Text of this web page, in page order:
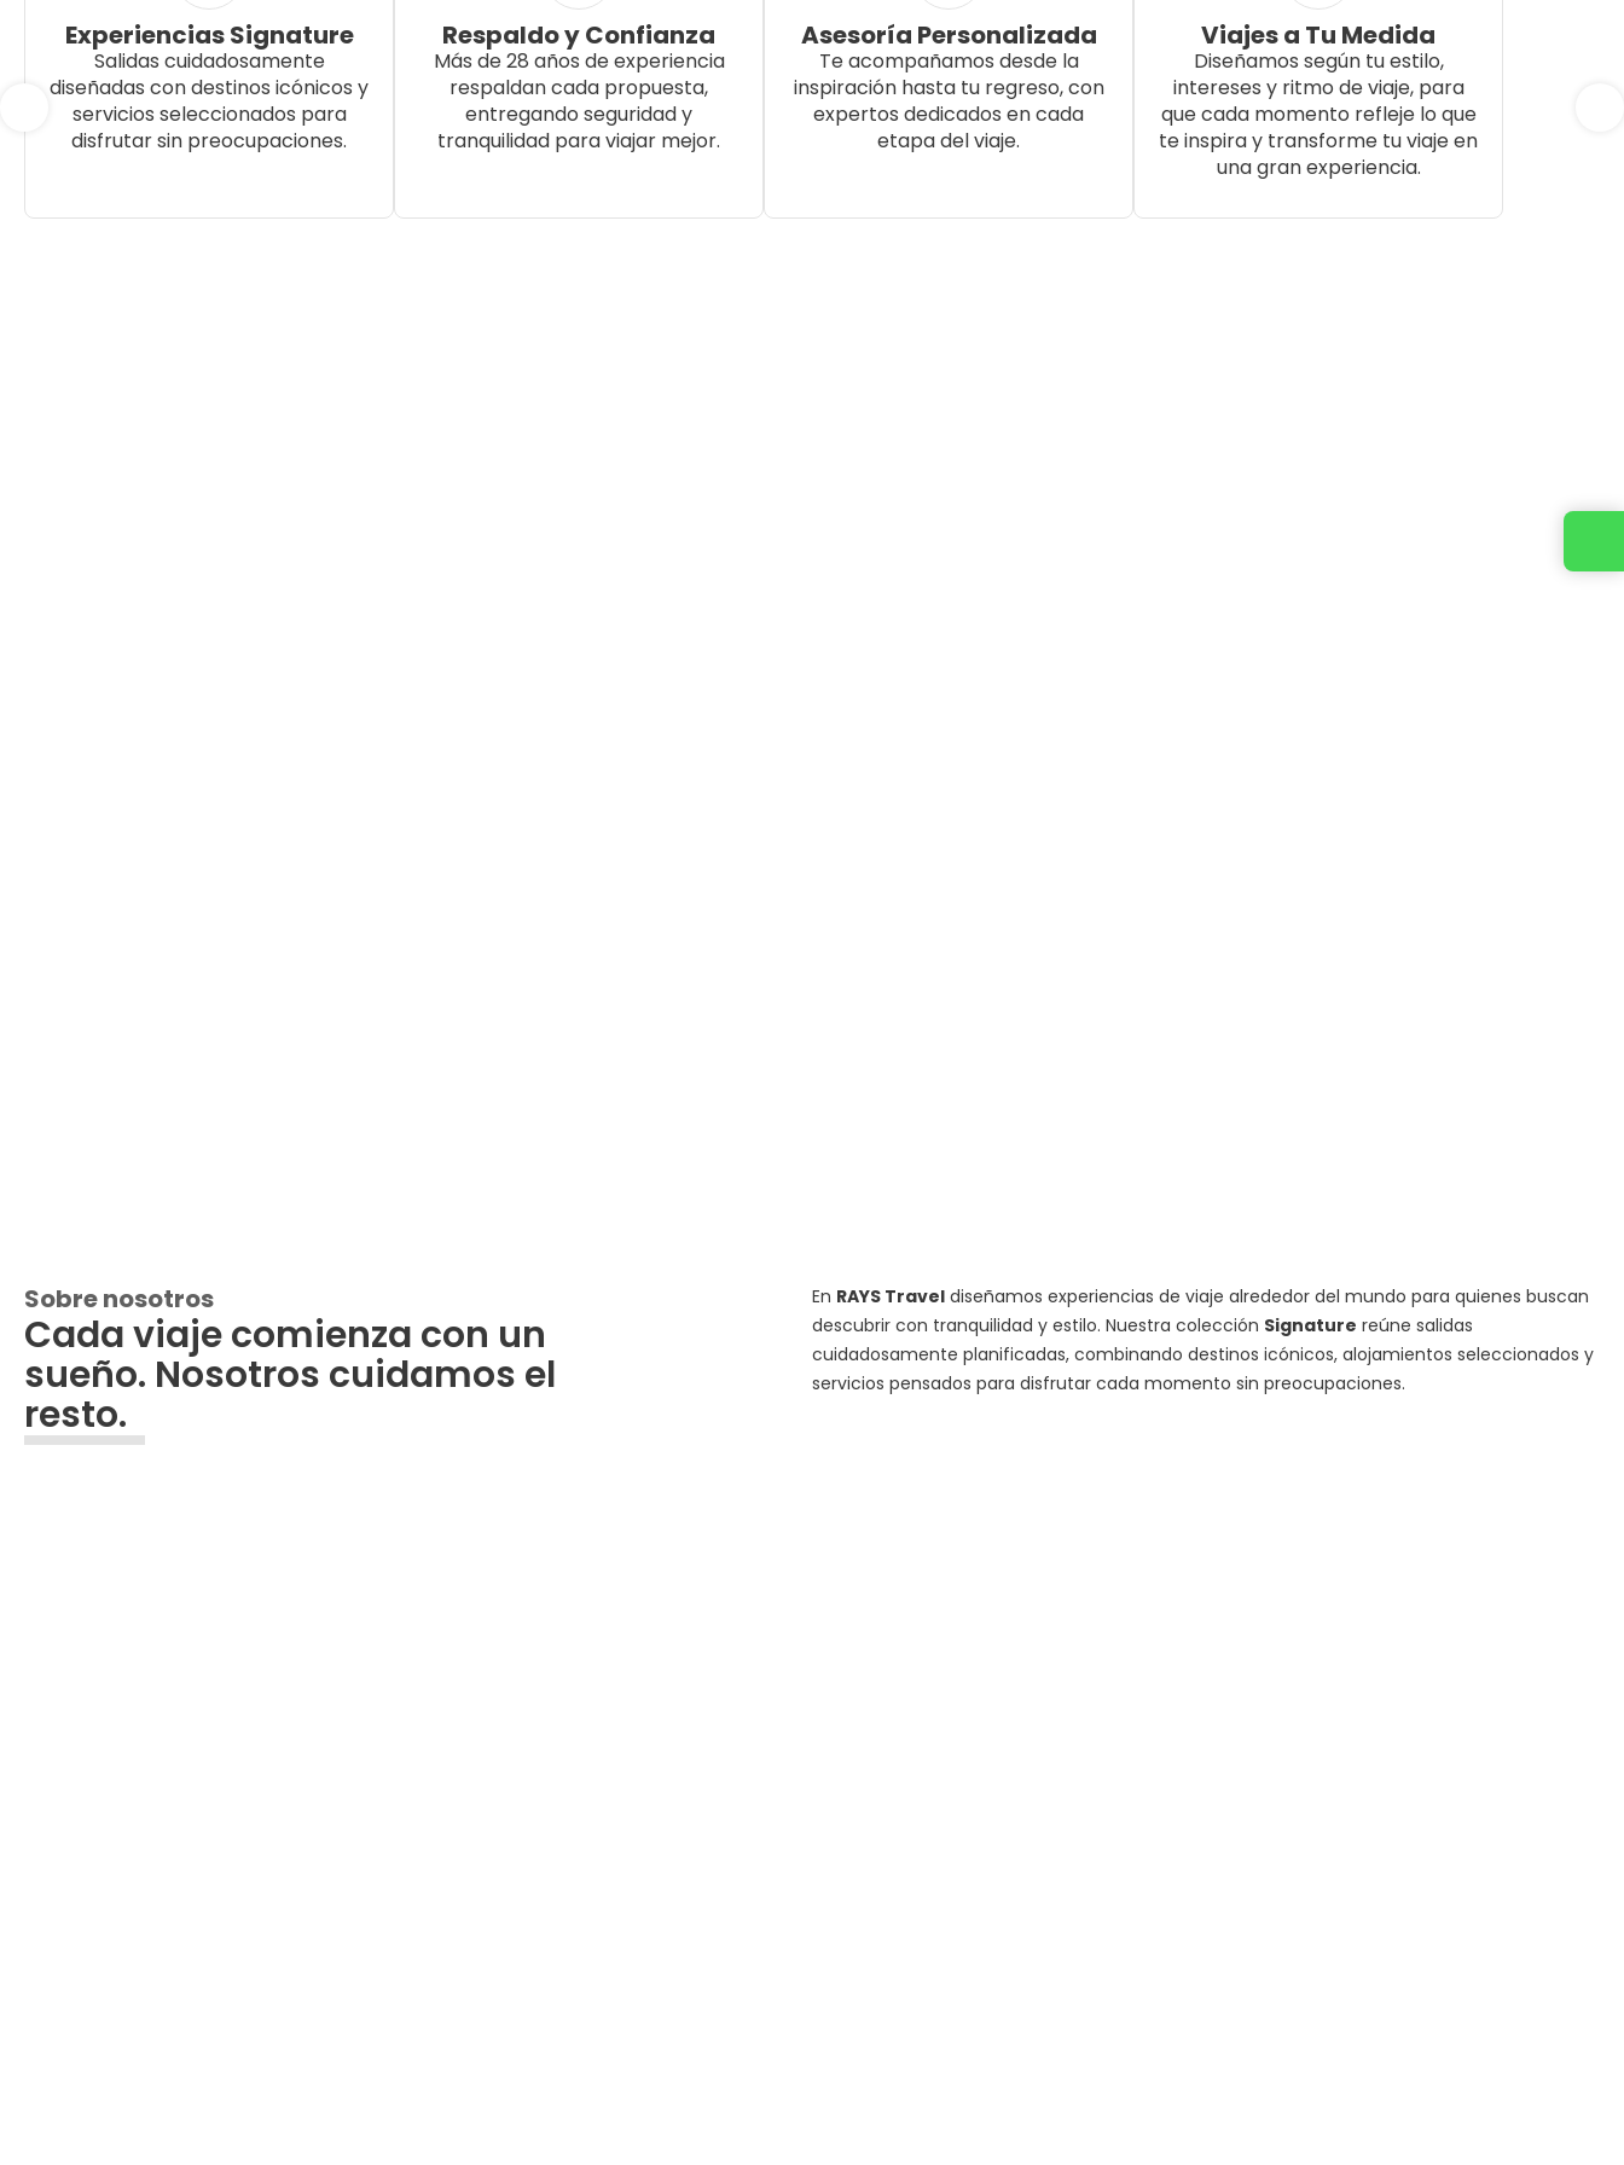
Experiencias Signature
Salidas cuidadosamente
diseñadas con destinos icónicos y
servicios seleccionados para
disfrutar sin preocupaciones.
Respaldo y Confianza
Más de 28 años de experiencia
respaldan cada propuesta,
entregando seguridad y
tranquilidad para viajar mejor.
Asesoría Personalizada
Te acompañamos desde la
inspiración hasta tu regreso, con
expertos dedicados en cada
etapa del viaje.
Viajes a Tu Medida
Diseñamos según tu estilo,
intereses y ritmo de viaje, para
que cada momento refleje lo que
te inspira y transforme tu viaje en
una gran experiencia.
Sobre nosotros
Cada viaje comienza con un
sueño. Nosotros cuidamos el
resto.
En RAYS Travel diseñamos experiencias de viaje alrededor del mundo para quienes buscan
descubrir con tranquilidad y estilo. Nuestra colección Signature reúne salidas
cuidadosamente planificadas, combinando destinos icónicos, alojamientos seleccionados y
servicios pensados para disfrutar cada momento sin preocupaciones.